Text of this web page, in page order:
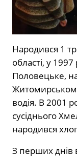
Народився 1
області, у 1997
Половецьке,
водія. В 2001
сусіднього
народився
З перших днів